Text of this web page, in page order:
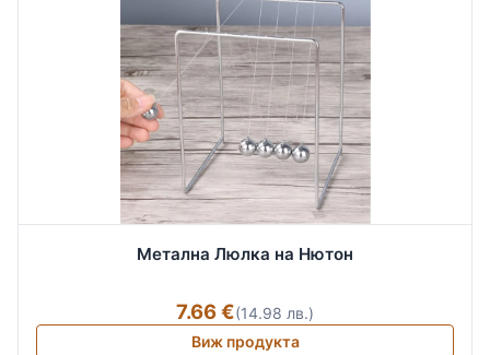
Метална Люлка на Нютон
7.66 €(14.98 лв.)
Виж продукта